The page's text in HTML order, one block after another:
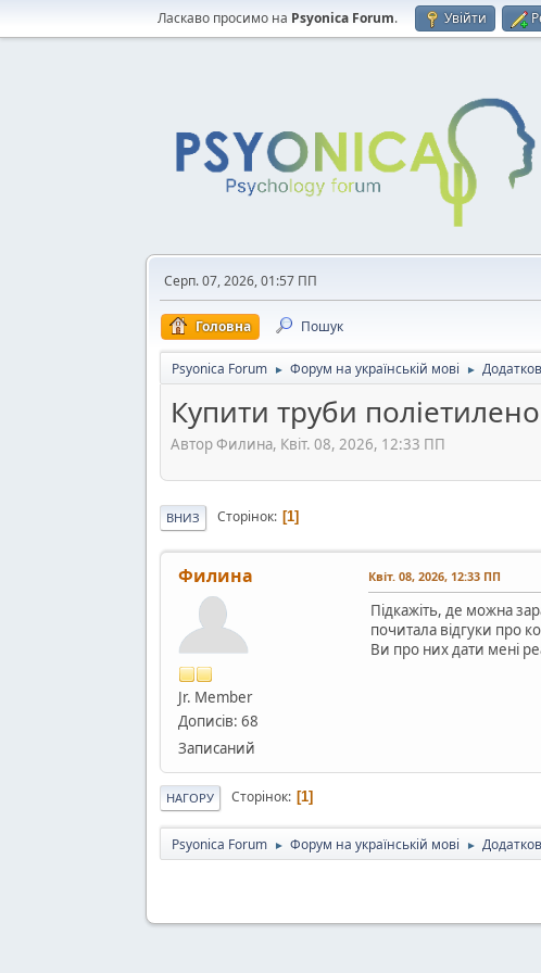
Ласкаво просимо на Psyonica Forum. Увійти
Серп. 07, 2026, 01:57 ПП
Головна Пошук
Psyonica Forum ► Форум на українській мові ►
Купити труби
Автор Филина, Квіт. 08, 2026, 12:33 ПП
ВНИЗ Сторінок 1
Филина
Jr. Member
Дописів: 68
Записаний
Квіт. 08, 2026, 12:33 ПП
Підкажіть, де можна
почитала відгуки про
Ви про них дати мені
НАГОРУ Сторінок 1
Psyonica Forum ► Форум на українській мові ►